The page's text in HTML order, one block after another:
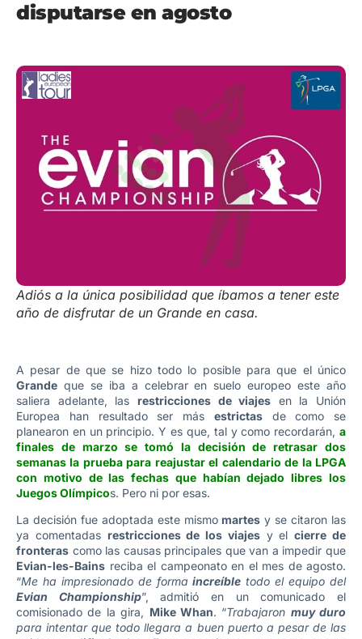
disputarse en agosto
Adiós a la única posibilidad que íbamos a tener este
año de disfrutar de un Grande en casa.
A pesar de que se hizo todo lo posible para que el único
Grande que se iba a celebrar en suelo europeo este año
saliera adelante, las restricciones de viajes en la Unión
Europea han resultado ser más estrictasde como se
planearon en un principio. Y es que, tal y como recordarán, a
finales de marzo se tomó la decisión de retrasar dos
semanas la prueba para reajustar el calendario de la LPGA
con motivo de las fechas que habían dejado libres los
Juegos Olímpicos. Pero ni por esas.
La decisión fue adoptada este mismo martes y se citaron las
ya comentadas restricciones de los viajesy elcierre de
fronteras como las causas principales que van a impedir que
Evian-les-Bains reciba el campeonato en el mes de agosto.
“Me ha impresionado de formaincreíble todo el equipo del
Evian Championship”, admitió en un comunicado el
comisionado de la gira, Mike Whan. “Trabajaron muy duro
para intentar que todo llegara a buen puerto a pesar de las